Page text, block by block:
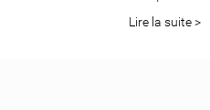
Lire la suite >